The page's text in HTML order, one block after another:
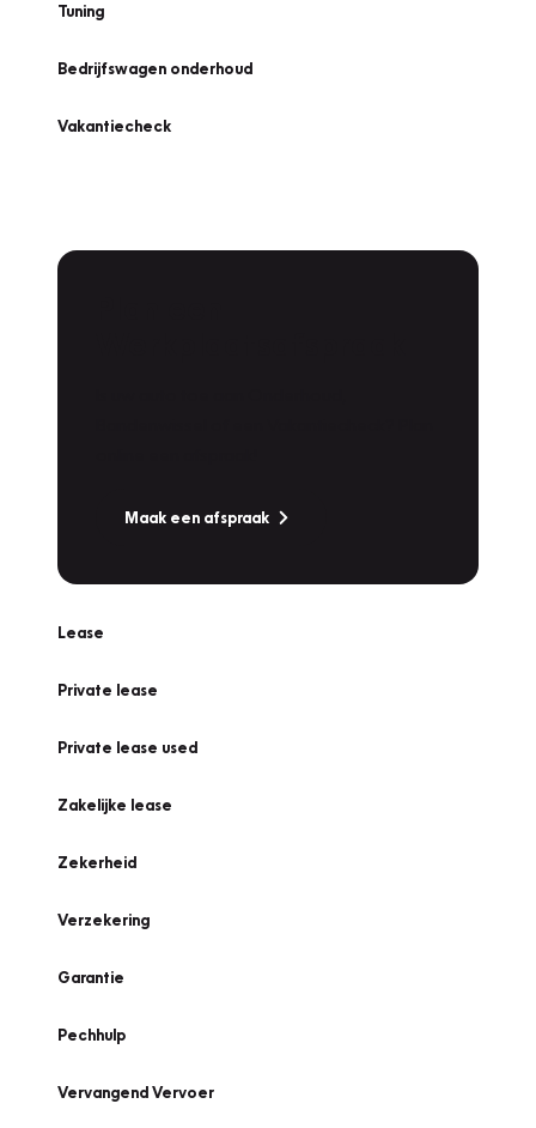
Tuning
Bedrijfswagen onderhoud
Vakantiecheck
Maak een afspraak
Lease
Private lease
Private lease used
Zakelijke lease
Zekerheid
Verzekering
Garantie
Pechhulp
Vervangend Vervoer